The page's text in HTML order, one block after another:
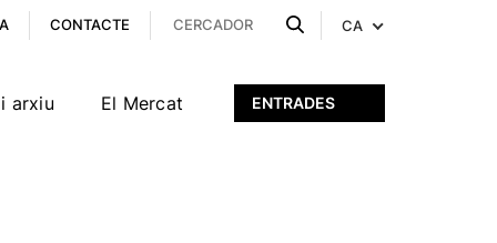
CONTACTE CA
ENTRADES
arxiu El Mercat